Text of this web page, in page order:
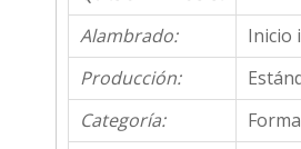
Alambrado:
Inicio
Producción:
Categoría: